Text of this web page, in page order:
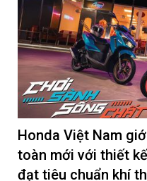
Honda Việt Nam
toàn mới với thiết
đạt tiêu chuẩn khí